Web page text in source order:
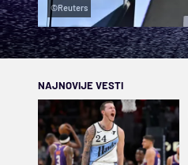
©Reuters
NAJNOVIJE VESTI